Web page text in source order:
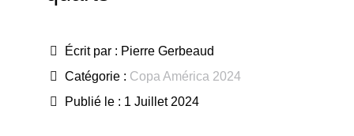
Écrit par : Pierre Gerbeaud
Catégorie : Copa América 2024
Publié le : 1 Juillet 2024